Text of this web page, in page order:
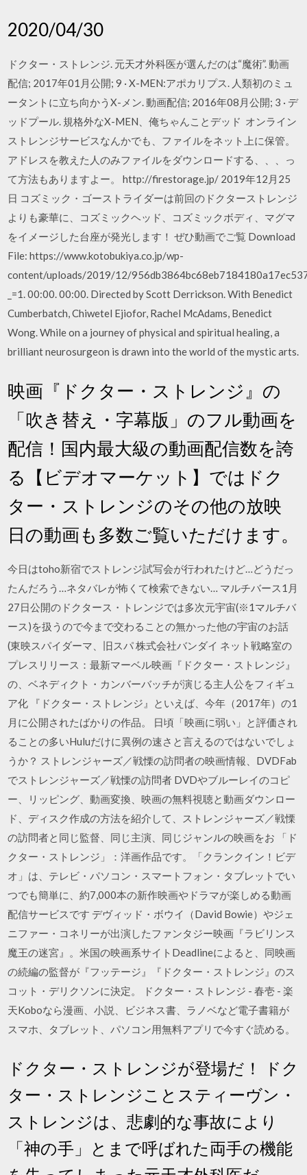
2020/04/30
ドクター・ストレンジ. 元天才外科医が選んだのは“魔術”. 動画
配信; 2017年01月公開; 9 · X-MEN:アポカリプス. 人類初のミュ
ータントに立ち向かうX-メン. 動画配信; 2016年08月公開; 3 · デ
ッドプール. 規格外なX-MEN、俺ちゃんことデッド オンライン
ストレンジサービスなんかでも、ファイルをネット上に保管。
アドレスを教えた人のみファイルをダウンロードする、、、っ
て方法もありますよー。 http://firestorage.jp/ 2019年12月25
日 コズミック・ゴーストライダーは前回のドクターストレンジ
よりも豪華に、コズミックヘッド、コズミックボディ、マグマ
をイメージした台座が発光します！ ぜひ動画でご覧 Download
File: https://www.kotobukiya.co.jp/wp-
content/uploads/2019/12/
_=1. 00:00. 00:00. Directed by Scott Derrickson. With Benedict
Cumberbatch, Chiwetel Ejiofor, Rachel McAdams, Benedict
Wong. While on a journey of physical and spiritual healing, a
brilliant neurosurgeon is drawn into the world of the mystic arts.
映画『ドクター・ストレンジ』の
「吹き替え・字幕版」のフル動画を
配信！国内最大級の動画配信数を誇
る【ビデオマーケット】ではドク
ター・ストレンジのその他の放映
日の動画も多数ご覧いただけます。
今日はtoho新宿でストレンジ試写会が行われたけど…どうだっ
たんだろう…ネタバレが怖くて検索できない… マルチバース1月
27日公開のドクタース・トレンジでは多次元宇宙(※1マルチバ
ース)を扱うので今まで交わることの無かった他の宇宙のお話
(東映スパイダーマ、旧スパ 株式会社バンダイ ネット戦略室の
プレスリリース：最新マーベル映画『ドクター・ストレンジ』
の、ベネディクト・カンバーバッチが演じる主人公をフィギュ
ア化 『ドクター・ストレンジ』といえば、今年（2017年）の1
月に公開されたばかりの作品。 日頃「映画に弱い」と評価され
ることの多いHuluだけに異例の速さと言えるのではないでしょ
うか？ ストレンジャーズ／戦慄の訪問者の映画情報、DVDFab
でストレンジャーズ／戦慄の訪問者 DVDやブルーレイのコピ
ー、リッピング、動画変換、映画の無料視聴と動画ダウンロー
ド、ディスク作成の方法を紹介して、ストレンジャーズ／戦慄
の訪問者と同じ監督、同じ主演、同じジャンルの映画をお 「ド
クター・ストレンジ」：洋画作品です。「クランクイン！ビデ
オ」は、テレビ・パソコン・スマートフォン・タブレットでい
つでも簡単に、約7,000本の新作映画やドラマが楽しめる動画
配信サービスです デヴィッド・ボウイ（David Bowie）やジェ
ニファー・コネリーが出演したファンタジー映画『ラビリンス
魔王の迷宮』。米国の映画系サイトDeadlineによると、同映画
の続編の監督が『フッテージ』『ドクター・ストレンジ』のス
コット・デリクソンに決定。 ドクター・ストレンジ - 春壱 - 楽
天Koboなら漫画、小説、ビジネス書、ラノベなど電子書籍が
スマホ、タブレット、パソコン用無料アプリで今すぐ読める。
ドクター・ストレンジが登場だ！ ドク
ター・ストレンジことスティーヴン・
ストレンジは、悲劇的な事故により
「神の手」とまで呼ばれた両手の機能